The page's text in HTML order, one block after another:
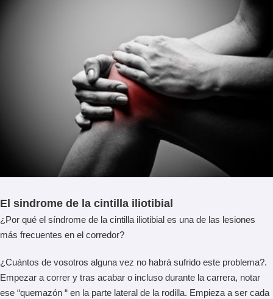
El sindrome de la cintilla iliotibial
¿Por qué el síndrome de la cintilla iliotibial es una de las lesiones
más frecuentes en el corredor?
¿Cuántos de vosotros alguna vez no habrá sufrido este problema?.
Empezar a correr y tras acabar o incluso durante la carrera, notar
ese “quemazón “ en la parte lateral de la rodilla. Empieza a ser cada